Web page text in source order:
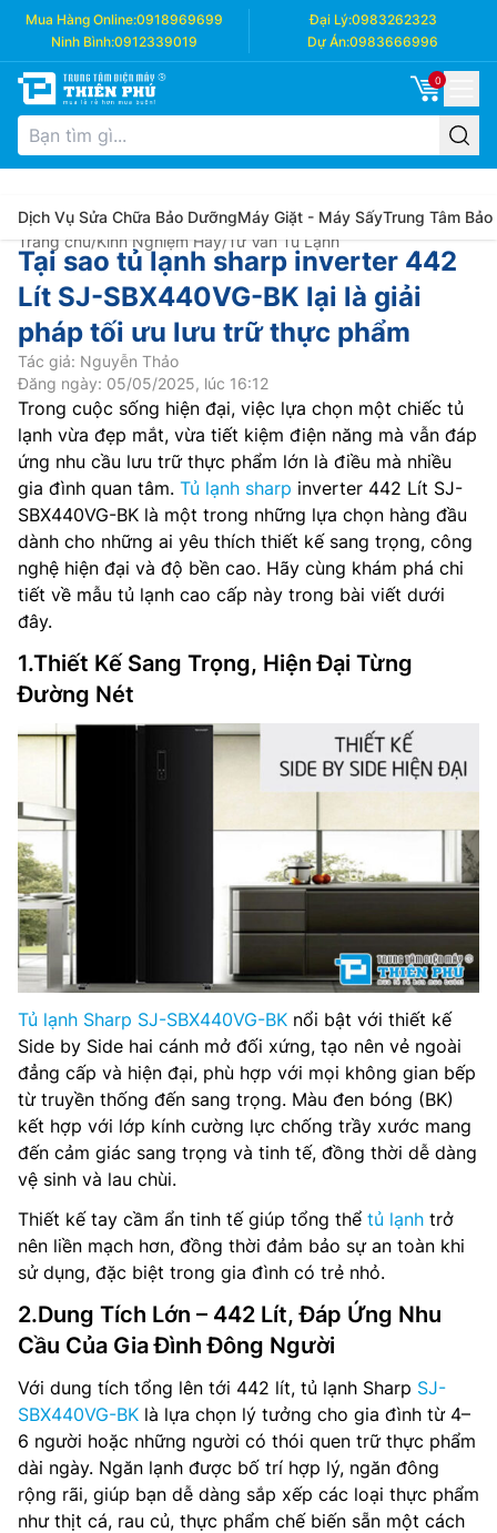
Mua Hàng Online:0918969699 Đại Lý:0983262323
Ninh Bình:0912339019 Dự Án:0983666996
0
Dịch Vụ Sửa Chữa Bảo DưỡngMáy Giặt - Máy SấyTrung Tâm Bảo
Trang chủ/Kinh Nghiệm Hay/Tư Vấn Tủ Lạnh
Tại sao tủ lạnh sharp inverter 442
Lít SJ-SBX440VG-BK lại là giải
pháp tối ưu lưu trữ thực phẩm
Tác giả: Nguyễn Thảo
Đăng ngày: 05/05/2025, lúc 16:12
Trong cuộc sống hiện đại, việc lựa chọn một chiếc tủ
lạnh vừa đẹp mắt, vừa tiết kiệm điện năng mà vẫn đáp
ứng nhu cầu lưu trữ thực phẩm lớn là điều mà nhiều
gia đình quan tâm. Tủ lạnh sharp inverter 442 Lít SJ-
SBX440VG-BK là một trong những lựa chọn hàng đầu
dành cho những ai yêu thích thiết kế sang trọng, công
nghệ hiện đại và độ bền cao. Hãy cùng khám phá chi
tiết về mẫu tủ lạnh cao cấp này trong bài viết dưới
đây.
1.Thiết Kế Sang Trọng, Hiện Đại Từng
Đường Nét
Tủ lạnh Sharp SJ-SBX440VG-BK nổi bật với thiết kế
Side by Side hai cánh mở đối xứng, tạo nên vẻ ngoài
đẳng cấp và hiện đại, phù hợp với mọi không gian bếp
từ truyền thống đến sang trọng. Màu đen bóng (BK)
kết hợp với lớp kính cường lực chống trầy xước mang
đến cảm giác sang trọng và tinh tế, đồng thời dễ dàng
vệ sinh và lau chùi.
Thiết kế tay cầm ẩn tinh tế giúp tổng thể tủ lạnh trở
nên liền mạch hơn, đồng thời đảm bảo sự an toàn khi
sử dụng, đặc biệt trong gia đình có trẻ nhỏ.
2.Dung Tích Lớn – 442 Lít, Đáp Ứng Nhu
Cầu Của Gia Đình Đông Người
Với dung tích tổng lên tới 442 lít, tủ lạnh Sharp SJ-
SBX440VG-BK là lựa chọn lý tưởng cho gia đình từ 4–
6 người hoặc những người có thói quen trữ thực phẩm
dài ngày. Ngăn lạnh được bố trí hợp lý, ngăn đông
rộng rãi, giúp bạn dễ dàng sắp xếp các loại thực phẩm
như thịt cá, rau củ, thực phẩm chế biến sẵn một cách